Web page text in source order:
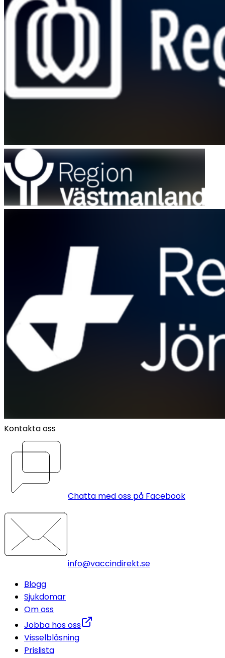
Kontakta oss
Chatta med oss på Facebook
info@vaccindirekt.se
Blogg
Sjukdomar
Om oss
Jobba hos oss
Visselblåsning
Prislista